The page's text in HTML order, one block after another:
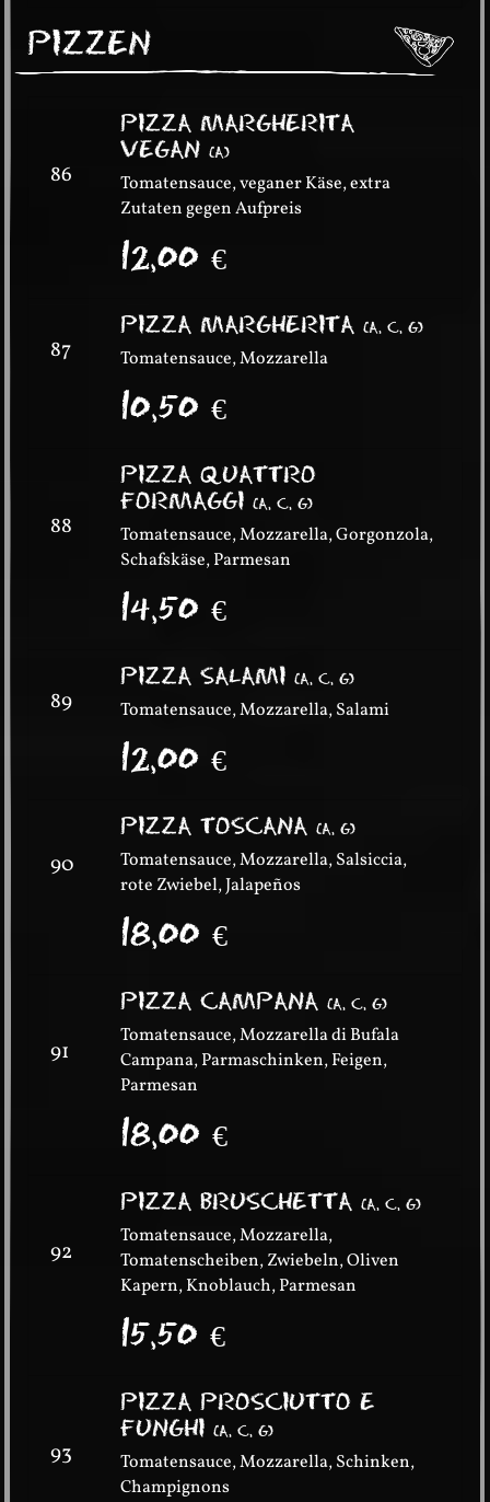
PIZZEN
86
PIZZA MARGHERITA
VEGAN(A)
Tomatensauce, veganer Käse, extra
Zutaten gegen Aufpreis
12,00€
87
PIZZA MARGHERITA(A, C, G)
Tomatensauce, Mozzarella
10,50€
88
PIZZA QUATTRO
FORMAGGI(A, C, G)
Tomatensauce, Mozzarella, Gorgonzola,
Schafskäse, Parmesan
14,50€
89
PIZZA SALAMI(A, C, G)
Tomatensauce, Mozzarella, Salami
12,00€
90
PIZZA TOSCANA(A, G)
Tomatensauce, Mozzarella, Salsiccia,
rote Zwiebel, Jalapeños
18,00€
91
PIZZA CAMPANA(A, C, G)
Tomatensauce, Mozzarella di Bufala
Campana, Parmaschinken, Feigen,
Parmesan
18,00€
92
PIZZA BRUSCHETTA(A, C, G)
Tomatensauce, Mozzarella,
Tomatenscheiben, Zwiebeln, Oliven
Kapern, Knoblauch, Parmesan
15,50€
93
PIZZA PROSCIUTTO E
FUNGHI(A, C, G)
Tomatensauce, Mozzarella, Schinken,
Champignons